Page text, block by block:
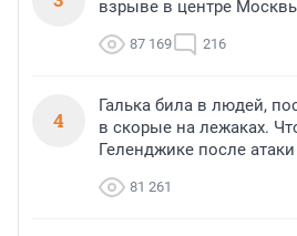
взрыве в центре
87 169 216
4
Галька била в людей,
в скорые на лежаках.
Геленджике после
81 261